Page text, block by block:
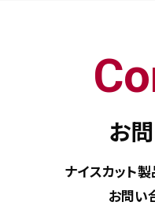
お
ナイスカット
お問い